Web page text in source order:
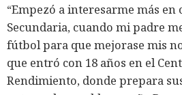
“Empezó a interesarme más en
Secundaria, cuando mi padre
fútbol para que mejorase mis
que entró con 18 años en el
Rendimiento, donde prepara